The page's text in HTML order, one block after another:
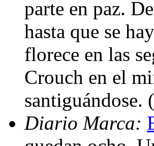
parte en paz.
hasta que se
florece en las
Crouch en el
Diario Marca: